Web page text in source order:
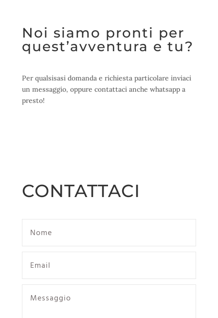
Noi siamo pronti per
quest’avventura e tu?
Per qualsisasi domanda e richiesta particolare inviaci
un messaggio, oppure contattaci anche whatsapp a
presto!
CONTATTACI